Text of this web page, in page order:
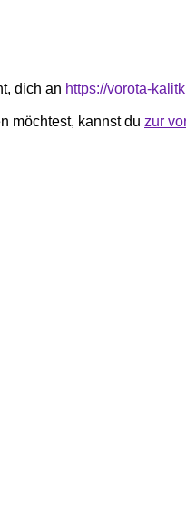
dich an https://vorota-
möchtest, kannst du zur